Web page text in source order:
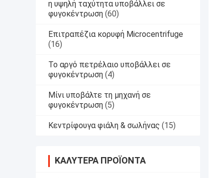
η υψηλή ταχύτητα υποβάλλει σε
φυγοκέντρωση (60)
Επιτραπέζια κορυφή Microcentrifuge
(16)
Το αργό πετρέλαιο υποβάλλει σε
φυγοκέντρωση (4)
Μίνι υποβάλτε τη μηχανή σε
φυγοκέντρωση (5)
Κεντρίφουγα φιάλη & σωλήνας (15)
ΚΑΛΎΤΕΡΑ ΠΡΟΪΌΝΤΑ